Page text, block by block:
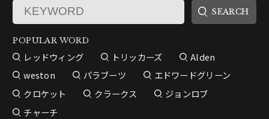
POPULAR WORD
レッドウィング トリッカーズ
Alden
weston
パラブーツ
エドワードグリーン
クロケット
クラークス
ジョンロブ
チャーチ